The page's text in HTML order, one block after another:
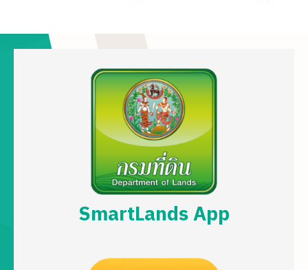
SmartLands App